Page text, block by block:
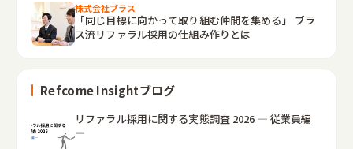
株式会社ブラス
「同じ目標に向かって取り組む仲間を集める」 ブラ
ス流リファラル採用の仕組み作りとは
Refcome Insightブログ
リファラル採用に関する実態調査 2026 ― 従業員編
―